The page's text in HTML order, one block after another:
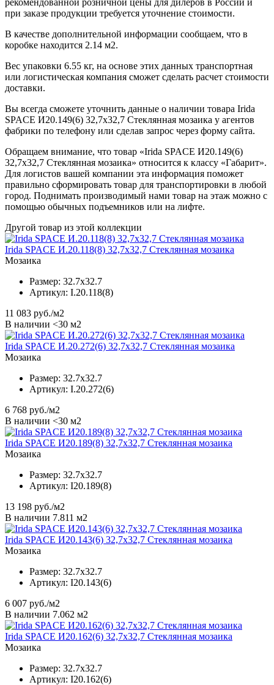
при заказе продукции требуется уточнение стоимости.
В качестве дополнительной информации сообщаем, что в
коробке находится 2.14 м2.
Вес упаковки 6.55 кг, на основе этих данных транспортная
или логистическая компания сможет сделать расчет стоимости
доставки.
Вы всегда сможете уточнить данные о наличии товара Irida
SPACE И20.149(6) 32,7x32,7 Стеклянная мозаика у агентов
фабрики по телефону или сделав запрос через форму сайта.
Обращаем внимание, что товар «Irida SPACE И20.149(6)
32,7x32,7 Стеклянная мозаика» относится к классу «Габарит».
Для логистов вашей компании эта информация поможет
правильно сформировать товар для транспортировки в любой
город. Поднимать производимый нами товар на этаж можно с
помощью обычных подъемников или на лифте.
Другой товар из этой коллекции
Irida SPACE И.20.118(8) 32,7x32,7 Стеклянная мозаика
Мозаика
Размер: 32.7x32.7
Артикул: I.20.118(8)
11 083 руб./м2
В наличии <30 м2
Irida SPACE И.20.272(6) 32,7x32,7 Стеклянная мозаика
Мозаика
Размер: 32.7x32.7
Артикул: I.20.272(6)
6 768 руб./м2
В наличии <30 м2
Irida SPACE И20.189(8) 32,7x32,7 Стеклянная мозаика
Мозаика
Размер: 32.7x32.7
Артикул: I20.189(8)
13 198 руб./м2
В наличии 7.811 м2
Irida SPACE И20.143(6) 32,7x32,7 Стеклянная мозаика
Мозаика
Размер: 32.7x32.7
Артикул: I20.143(6)
6 007 руб./м2
В наличии 7.062 м2
Irida SPACE И20.162(6) 32,7x32,7 Стеклянная мозаика
Мозаика
Размер: 32.7x32.7
Артикул: I20.162(6)